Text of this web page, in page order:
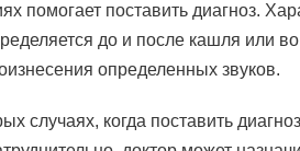
помогает поставить диагноз.
до и после кашля или во
определенных звуков.
случаях, когда поставить диагноз